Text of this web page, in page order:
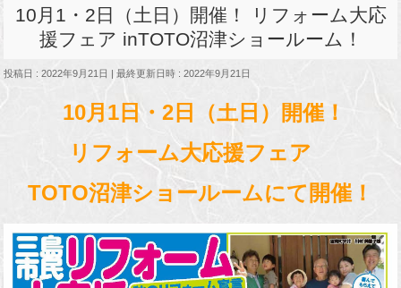
10月1・2日（土日）開催！ リフォーム大応
援フェア inTOTO沼津ショールーム！
投稿日 : 2022年9月21日 最終更新日時 : 2022年9月21日
10月1日・2日（土日）開催！
リフォーム大応援フェア
TOTO沼津ショールームにて開催！